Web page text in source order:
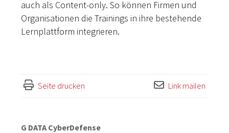
auch als Content-only. So können Firmen und
Organisationen die Trainings in ihre bestehende
Lernplattform integrieren.
Seite drucken Link mailen
G DATA CyberDefense